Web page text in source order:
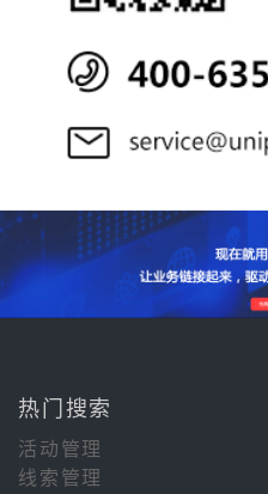
热门搜索
活动管理
线索管理